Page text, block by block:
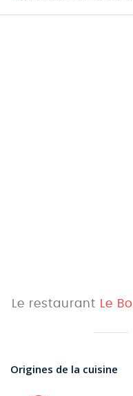
Le restaurant Le
Origines de la cuisine